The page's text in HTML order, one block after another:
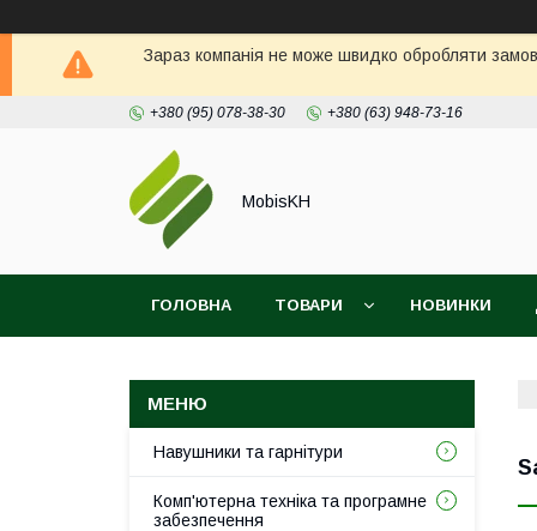
Зараз компанія не може швидко обробляти
+380 (95) 078-38-30 +380 (63) 948-73-16
MobisKH
ГОЛОВНА ТОВАРИ НОВИНКИ
Навушники та гарнітури
Комп'ютерна техніка та програмне
забезпечення